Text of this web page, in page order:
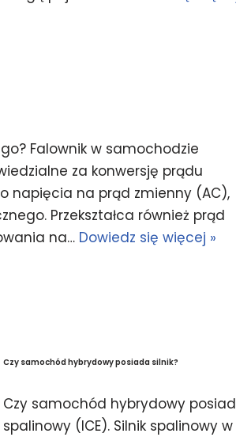
Falownik w samochodzie
za konwersję prądu
napięcia na prąd zmienny (AC),
Przekształca również prąd
na… Dowiedz się więcej »
Czy samochód hybrydowy posiada silnik?
Czy samochód hybrydowy
spalinowy (ICE). Silnik spalinowy